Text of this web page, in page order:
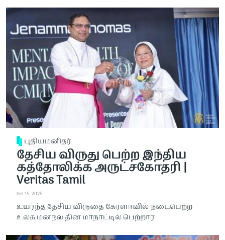
புதியமனிதர்
தேசிய விருது பெற்ற இந்திய
கத்தோலிக்க அருட்சகோதரி |
Veritas Tamil
Oct 15, 2025
உயர்ந்த தேசிய விருதை கேரளாவில் நடைபெற்ற
உலக மனநல தின மாநாட்டில் பெற்றார்